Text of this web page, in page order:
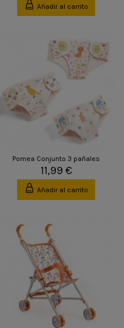
Añadir al carrito
Pomea Conjunto 3 pañales
11,99 €
Añadir al carrito